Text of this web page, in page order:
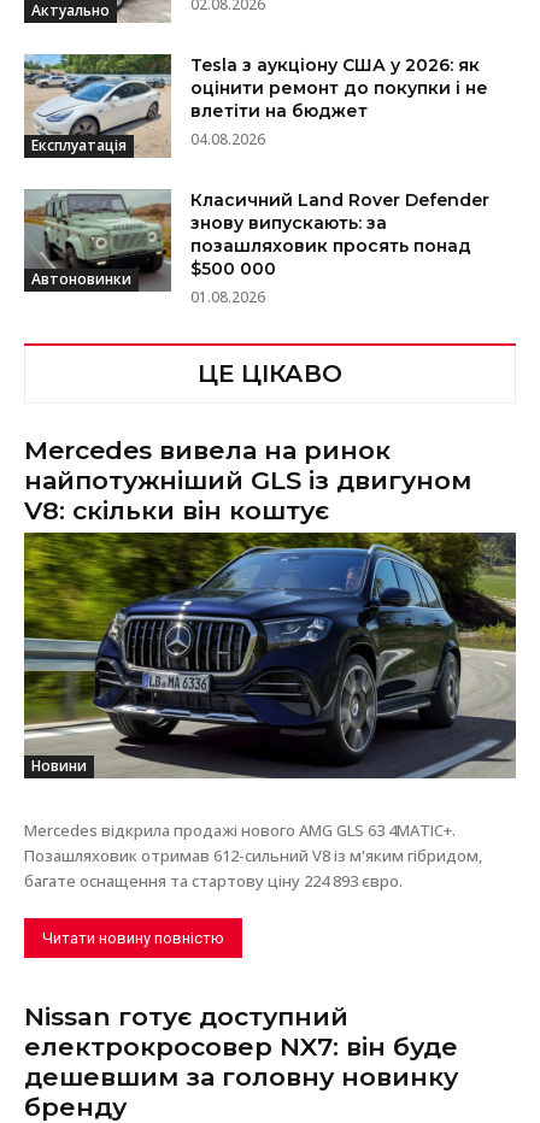
Актуально 02.08.2026
Експлуатація
Tesla з аукціону США у 2026: як
оцінити ремонт до покупки і не
влетіти на бюджет
04.08.2026
Автоновинки
Класичний Land Rover Defender
знову випускають: за
позашляховик просять понад
$500 000
01.08.2026
ЦЕ ЦІКАВО
Mercedes вивела на ринок
найпотужніший GLS із двигуном
V8: скільки він коштує
Новини
Mercedes відкрила продажі нового AMG GLS 63 4MATIC+.
Позашляховик отримав 612-сильний V8 із м'яким гібридом,
багате оснащення та стартову ціну 224 893 євро.
Читати новину повністю
Nissan готує доступний
електрокросовер NX7: він буде
дешевшим за головну новинку
бренду